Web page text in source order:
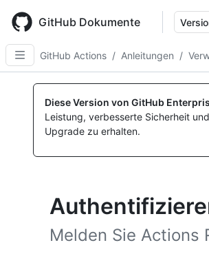
main
content
GitHub Dokumente
GitHub Actions / Anleitungen /
Diese Version von GitHub
Leistung, verbesserte Sicherheit
Upgrade zu erhalten.
Melden Sie Actions